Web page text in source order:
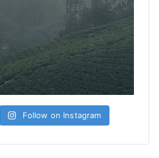
Follow on Instagram